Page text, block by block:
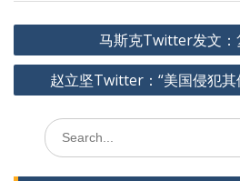
文
章
马斯克Twitter发文：
赵立坚Twitter：“美国侵犯其
Search
for: